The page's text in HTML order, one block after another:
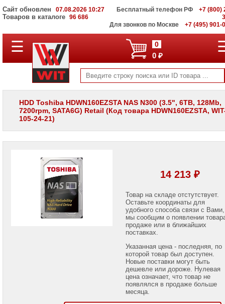
Сайт обновлен 07.08.2026 10:27
Товаров в каталоге 96 686
Бесплатный телефон РФ
+7 (800)
Для звонков по Москве
+7 (495) 901-
ПОЛНЫЙ
КАТАЛОГ
Корпоративные
серверы
WIT
Системы
хранения
данных
Мониторы
Проекторы
☰ 0
0 ₽
HDD Toshiba HDWN160EZSTA NAS N300 (3.5", 6TB, 128Mb,
7200rpm, SATA6G) Retail (Код товара HDWN160EZSTA,
105-24-21)
14 213 ₽
Товар на складе отстутствует.
Оставьте координаты для
удобного способа связи с Вами,
мы сообщим о появлении
продаже или в ближайших
поставках.
Указанная цена - последняя, по
которой товар был доступен.
Новые поставки могут быть
дешевле или дороже. Нулевая
цена означает, что товар не
появлялся в продаже больше
месяца.